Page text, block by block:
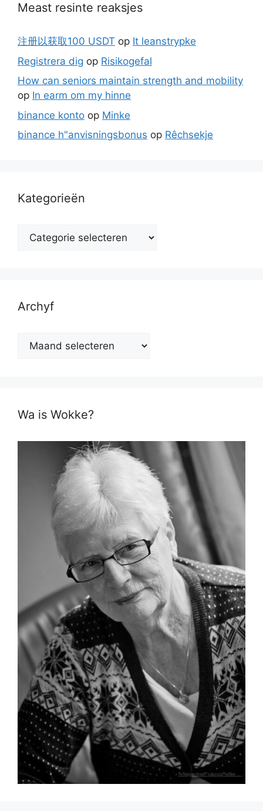
Meast resinte reaksjes
注册以获取100 USDT op It leanstrypke
Registrera dig op Risikogefal
How can seniors maintain strength and mobility
op In earm om my hinne
binance konto op Minke
binance h"anvisningsbonus op Rêchsekje
Kategorieën
Kategorieën
Archyf
Archyf
Wa is Wokke?